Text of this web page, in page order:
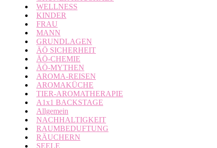
WELLNESS
KINDER
FRAU
MANN
GRUNDLAGEN
ÄÖ SICHERHEIT
ÄÖ-CHEMIE
ÄÖ-MYTHEN
AROMA-REISEN
AROMAKÜCHE
TIER-AROMATHERAPIE
A1x1 BACKSTAGE
Allgemein
NACHHALTIGKEIT
RAUMBEDUFTUNG
RÄUCHERN
SEELE